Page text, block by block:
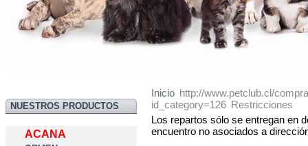
NUESTROS PRODUCTOS
ACANA
Inicio http://www.petclub.cl/
id_category=126 Restricciones
Los repartos sólo se entregan en
encuentro no asociados a